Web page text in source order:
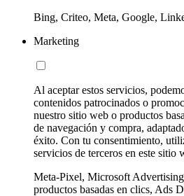
Bing, Criteo, Meta, Google,
Marketing
Al aceptar estos servicios,
contenidos patrocinados o
nuestro sitio web o productos
de navegación y compra,
éxito. Con tu consentimiento,
servicios de terceros en este sitio
Meta-Pixel, Microsoft
productos basadas en clics, Ads